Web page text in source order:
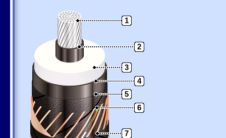
1
2
3
4
5
6
7